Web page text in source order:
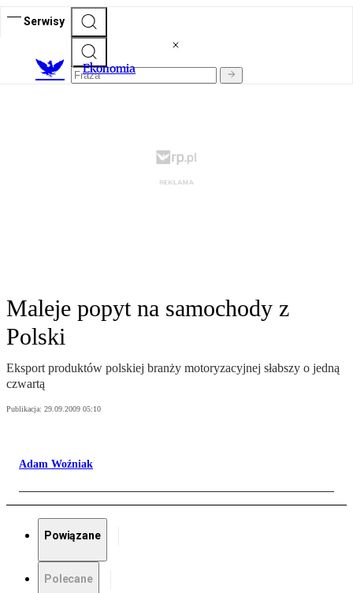
Serwisy
Ekonomia
Maleje popyt na samochody z
Polski
Eksport produktów polskiej branży motoryzacyjnej słabszy o jedną
czwartą
Publikacja: 29.09.2009 05:10
Adam Woźniak
Powiązane
Polecane